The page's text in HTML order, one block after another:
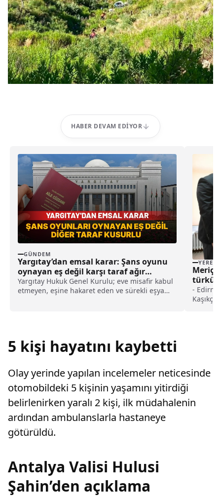
HABER DEVAM EDIYOR
GÜNDEM
Yargıtay’dan emsal karar: Şans oyunu
oynayan eş değil karşı taraf ağır
kusurlu sayıldı
Yargıtay Hukuk Genel Kurulu; eve misafir kabul
etmeyen, eşine hakaret eden ve sürekli eşya
YEREL
Meriç
haberi
-
5 kişi hayatını kaybetti
Olay yerinde yapılan incelemeler neticesinde
otomobildeki 5 kişinin yaşamını yitirdiği
belirlenirken yaralı 2 kişi, ilk müdahalenin
ardından ambulanslarla hastaneye
götürüldü.
Antalya Valisi Hulusi
Şahin’den açıklama